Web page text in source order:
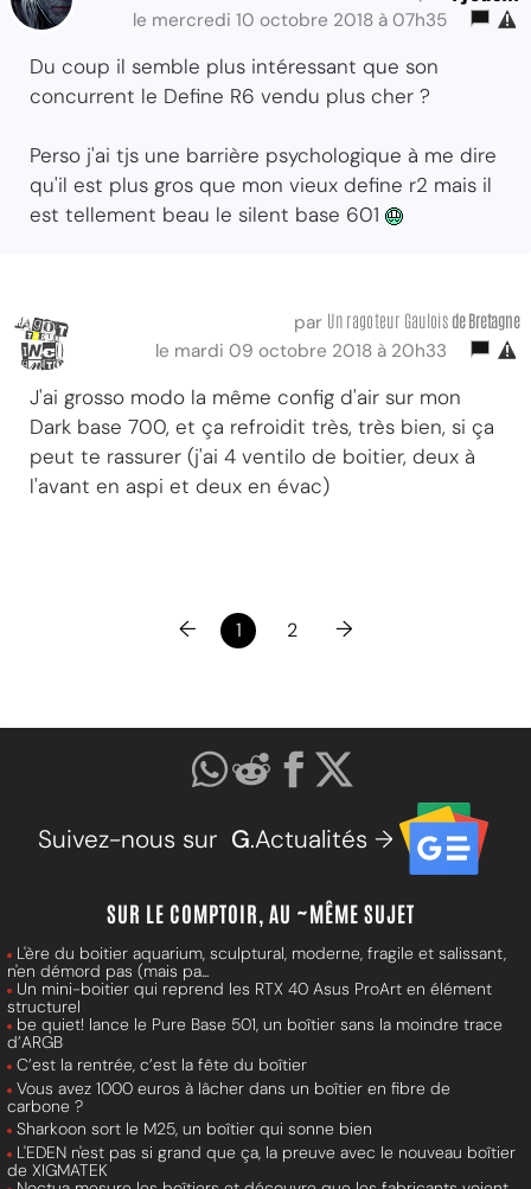
le mercredi 10 octobre 2018 à 07h35
Du coup il semble plus intéressant que son
concurrent le Define R6 vendu plus cher ?
Perso j'ai tjs une barrière psychologique à me dire
qu'il est plus gros que mon vieux define r2 mais il
est tellement beau le silent base 601
par Un ragoteur Gaulois de Bretagne
le mardi 09 octobre 2018 à 20h33
J'ai grosso modo la même config d'air sur mon
Dark base 700, et ça refroidit très, très bien, si ça
peut te rassurer (j'ai 4 ventilo de boitier, deux à
l'avant en aspi et deux en évac)
← 1 2 →
Suivez-nous sur G.Actualités →
SUR LE COMPTOIR, AU ~MÊME SUJET
L'ère du boitier aquarium, sculptural, moderne, fragile et salissant,
n'en démord pas (mais pa...
Un mini-boitier qui reprend les RTX 40 Asus ProArt en élément
structurel
be quiet! lance le Pure Base 501, un boîtier sans la moindre trace
d’ARGB
C’est la rentrée, c’est la fête du boîtier
Vous avez 1000 euros à lâcher dans un boîtier en fibre de
carbone ?
Sharkoon sort le M25, un boîtier qui sonne bien
L'EDEN n'est pas si grand que ça, la preuve avec le nouveau boîtier
de XIGMATEK